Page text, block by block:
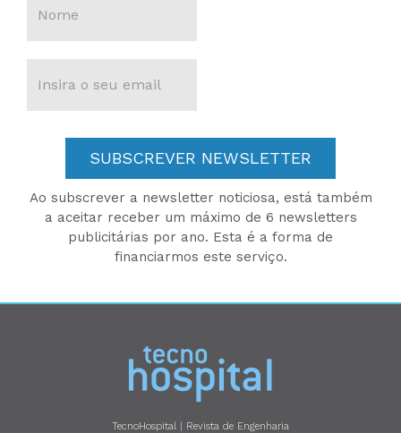
SUBSCREVER NEWSLETTER
Ao subscrever a newsletter noticiosa, está também
a aceitar receber um máximo de 6 newsletters
publicitárias por ano. Esta é a forma de
financiarmos este serviço.
TecnoHospital | Revista de Engenharia